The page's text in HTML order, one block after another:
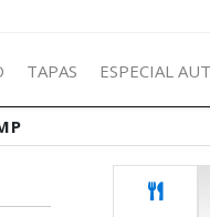
TAPAS ESPECIAL